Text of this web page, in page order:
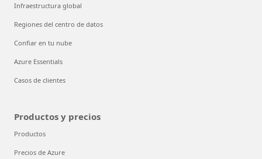
Infraestructura global
Regiones del centro de datos
Confiar en tu nube
Azure Essentials
Casos de clientes
Productos y precios
Productos
Precios de Azure